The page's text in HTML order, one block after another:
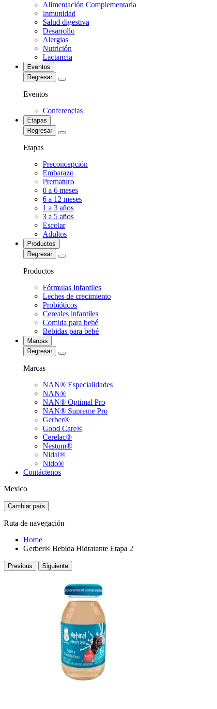
Alimentación Complementaria
Inmunidad
Salud digestiva
Desarrollo
Alergias
Nutrición
Lactancia
Eventos
Regresar
Eventos
Conferencias
Etapas
Regresar
Etapas
Preconcepción
Embarazo
Prematuro
0 a 6 meses
6 a 12 meses
1 a 3 años
3 a 5 años
Escolar
Adultos
Productos
Regresar
Productos
Fórmulas Infantiles
Leches de crecimiento
Probióticos
Cereales infantiles
Comida para bebé
Bebidas para bebé
Marcas
Regresar
Marcas
NAN® Especialidades
NAN®
NAN® Optimal Pro
NAN® Supreme Pro
Gerber®
Good Care®
Cerelac®
Nestum®
Nidal®
Nido®
Contáctenos
Mexico
Cambiar país
Ruta de navegación
Home
Gerber® Bebida Hidratante Etapa 2
Previous Siguiente